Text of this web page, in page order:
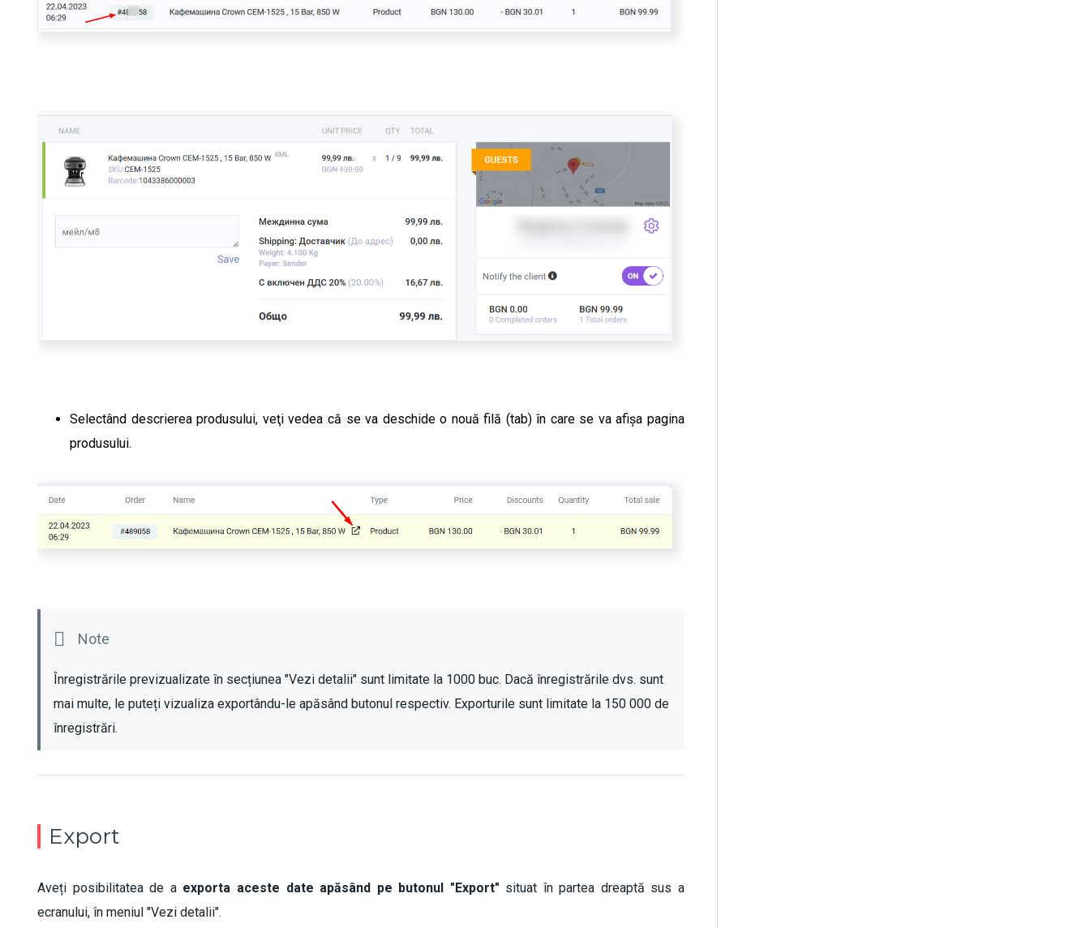
Selectând descrierea produsului, veţi vedea că se va deschide o nouă filă (tab) în care se va afișa pagina
produsului.
Înregistrările previzualizate în secțiunea "Vezi detalii" sunt limitate la 1000 buc. Dacă înregistrările dvs. sunt
mai multe, le puteți vizualiza exportându-le apăsând butonul respectiv. Exporturile sunt limitate la 150 000 de
înregistrări.
Export
Aveți posibilitatea de a exporta aceste date apăsând pe butonul "Export" situat în partea dreaptă sus a
ecranului, în meniul "Vezi detalii".